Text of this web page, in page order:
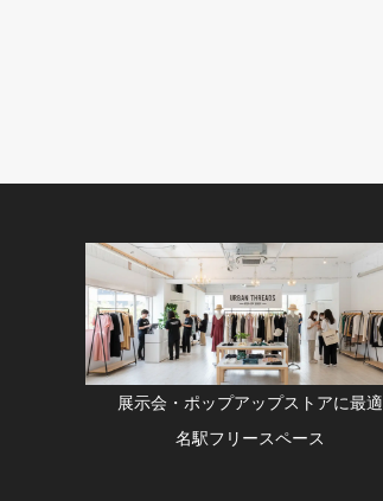
展示会・ポップアップストアに最適
名駅フリースペース